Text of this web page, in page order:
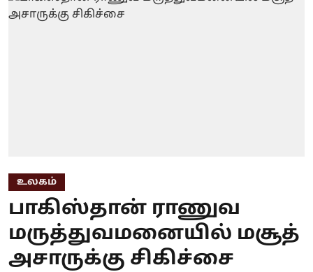
உலகம்
பாகிஸ்தான் ராணுவ
மருத்துவமனையில் மசூத்
அசாருக்கு சிகிச்சை